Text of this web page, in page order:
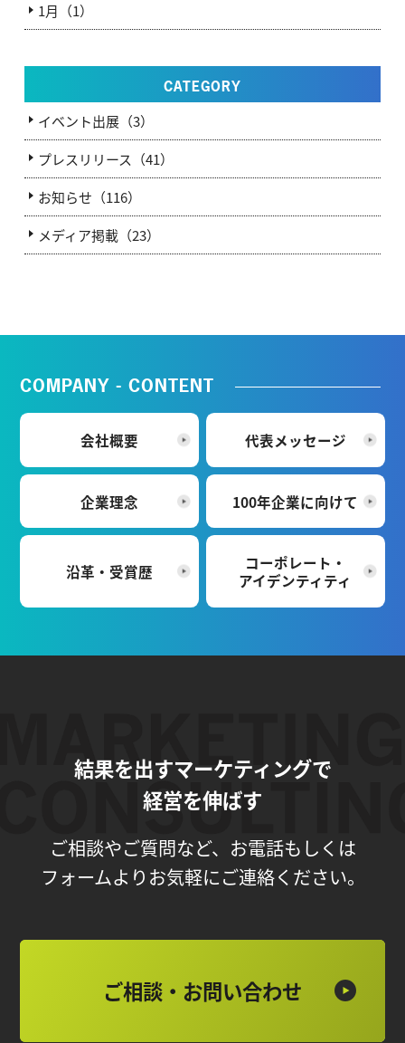
1月（1）
CATEGORY
イベント出展（3）
プレスリリース（41）
お知らせ（116）
メディア掲載（23）
COMPANY - CONTENT
会社概要 代表メッセージ
企業理念 100年企業に向けて
沿革・受賞歴
コーポレート・
アイデンティティ
結果を出すマーケティングで
経営を伸ばす
ご相談やご質問など、お電話もしくは
フォームよりお気軽にご連絡ください。
ご相談・お問い合わせ